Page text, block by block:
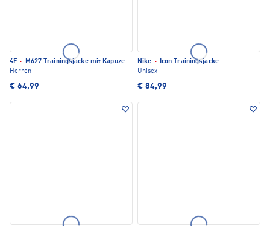
4F ·
M627 Trainingsjacke mit Kapuze
Herren
€ 64,99
Nike · Icon Trainingsjacke
Unisex
€ 84,99